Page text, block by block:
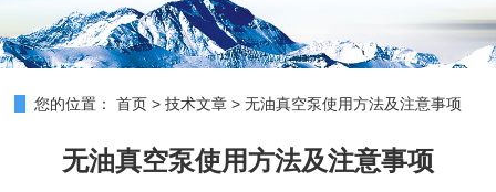
您的位置： 首页 >技术文章 >无油真空泵使用方法及注意事项
无油真空泵使用方法及注意事项